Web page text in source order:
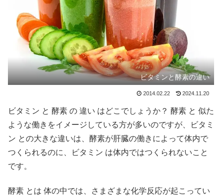
ビタミンと酵素の違い
2014.02.22 2024.11.20
ビタミン と 酵素 の 違い はどこでしょうか？ 酵素 と 似た
ような働きをイメージしている方が多いのですが、ビタミ
ン との大きな違いは、酵素が肝臓の働きによって体内で
つくられるのに、ビタミン は体内ではつくられないこと
です。
酵素 とは 体の中では、さまざまな化学反応が起こってい